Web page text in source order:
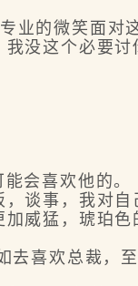
的微笑面对
没这个必要
会喜欢他的。
谈事，我对自
威猛，琥珀
喜欢总裁，